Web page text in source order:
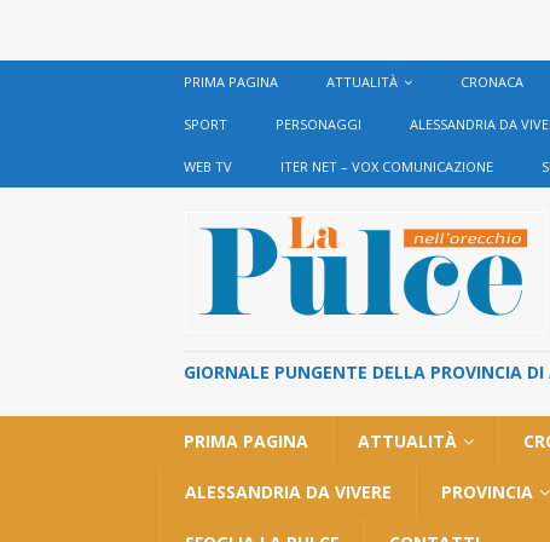
PRIMA PAGINA ATTUALITÀ CRONACA
SPORT PERSONAGGI ALESSANDRIA DA
WEB TV ITER NET – VOX COMUNICAZIONE
GIORNALE PUNGENTE DELLA PROVINCIA
PRIMA PAGINA ATTUALITÀ
ALESSANDRIA DA VIVERE PROVINCIA